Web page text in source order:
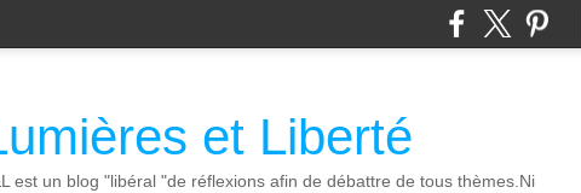
et Liberté
est un blog "libéral "de réflexions afin de débattre de tous thèmes.Ni